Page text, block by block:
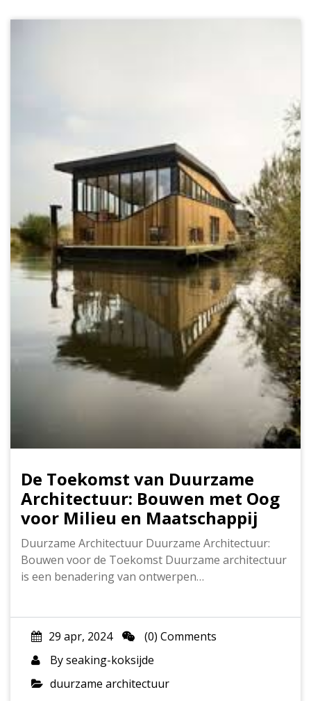
De Toekomst van Duurzame
Architectuur: Bouwen met Oog
voor Milieu en Maatschappij
Duurzame Architectuur Duurzame Architectuur:
Bouwen voor de Toekomst Duurzame architectuur
is een benadering van ontwerpen…
29 apr, 2024
(0) Comments
Byseaking-koksijde
duurzame architectuur